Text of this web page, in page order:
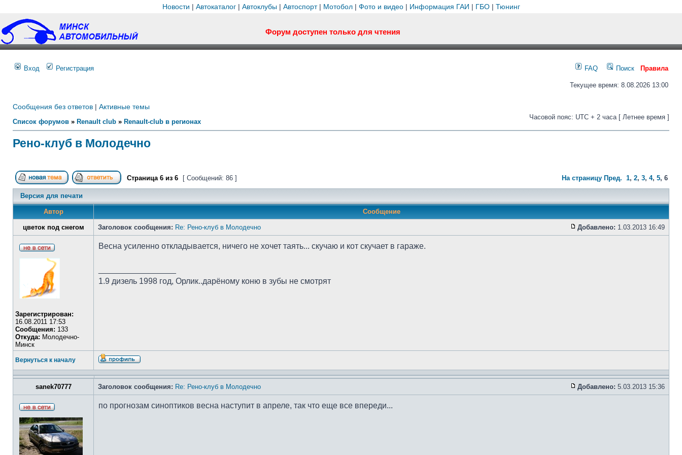
Новости | Автокаталог| Автоклубы| Автоспорт| Мотобол| Фото и видео| Информация ГАИ | ГБО| Тюнинг
Форум доступен только для чтения
Вход Регистрация FAQ Поиск Правила
Текущее время: 8.08.2026 13:00
Сообщения без ответов | Активные темы
Список форумов » Renault club » Renault-club в регионах
Часовой пояс: UTC + 2 часа [ Летнее время ]
Рено-клуб в Молодечно
Страница 6 из 6 [ Сообщений: 86 ] На страницу Пред. 1, 2, 3, 4, 5, 6
Версия для печати
Автор Сообщение
цветок под снегом Заголовок сообщения: Re: Рено-клуб в Молодечно Добавлено: 1.03.2013 16:49
Зарегистрирован:
16.08.2011 17:53
Сообщения: 133
Откуда: Молодечно-
Минск
Весна усиленно откладывается, ничего не хочет таять... скучаю и кот скучает в гараже.
1.9 дизель 1998 год, Орлик..дарёному коню в зубы не смотрят
Вернуться к началу
sanek70777 Заголовок сообщения: Re: Рено-клуб в Молодечно Добавлено: 5.03.2013 15:36
по прогнозам синоптиков весна наступит в апреле, так что еще все впереди...